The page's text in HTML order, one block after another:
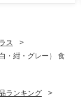
ス
・紺・グレー） 食
ランキング